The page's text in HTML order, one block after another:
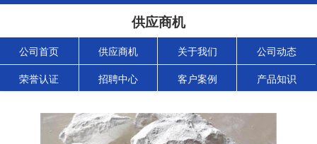
供应商机
公司首页 供应商机 关于我们 公司动态
荣誉认证 招聘中心 客户案例 产品知识